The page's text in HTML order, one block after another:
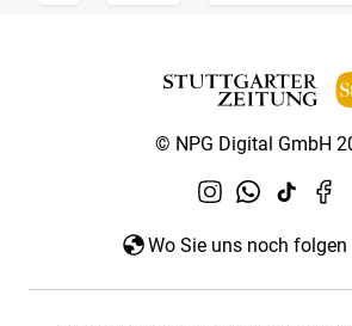
© NPG Digital GmbH
Wo Sie uns noch folgen